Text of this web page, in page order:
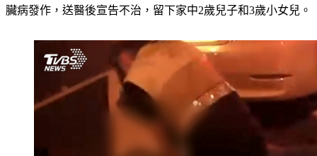
臟病發作，送醫後宣告不治，留下家中2歲兒子和3歲小女兒。